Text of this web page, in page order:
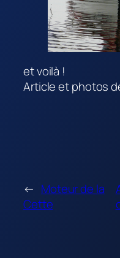
et voilà !
Article et photos
← Moteur de la
Cette